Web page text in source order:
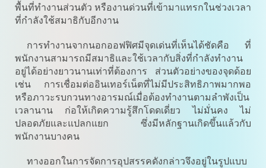
พื้นที่ทำงานส่วนตัว หรืองานด่วนที่เข้ามาแทรกในช่วงเวลา
ที่กำลังใช้สมาธิกับอีกงาน
การทำงานจากนอกออฟฟิศมีจุดเด่นที่เห็นได้ชัดคือ ที่
พนักงานสามารถมีสมาธิและใช้เวลากับสิ่งที่กำลังทำงาน
อยู่ได้อย่างยาวนานเท่าที่ต้องการ ส่วนตัวอย่างของจุดด้อย
เช่น การเชื่อมต่ออินเทอร์เน็ตที่ไม่มีประสิทธิภาพมากพอ
หรือภาวะรบกวนทางอารมณ์เมื่อต้องทำงานตามลำพังเป็น
เวลานาน ก่อให้เกิดความรู้สึกโดดเดี่ยว ไม่มั่นคง ไม่
ปลอดภัยและแปลกแยก ซึ่งมีหลักฐานเกิดขึ้นแล้วกับ
พนักงานบางคน
ทางออกในการจัดการอุปสรรคดังกล่าวจึงอยู่ในรูปแบบ